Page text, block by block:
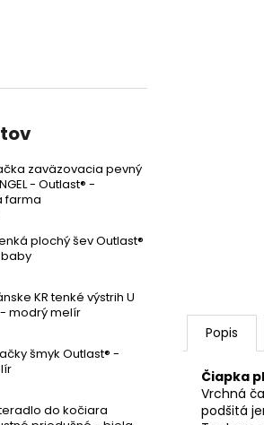
zaväzovacia pevný
- Outlast® -
farma
plochý šev Outlast®
KR tenké výstrih U
modrý melír
šmyk Outlast® -
do kočiara
Popis
Čiapka
Vrchná
podšitá